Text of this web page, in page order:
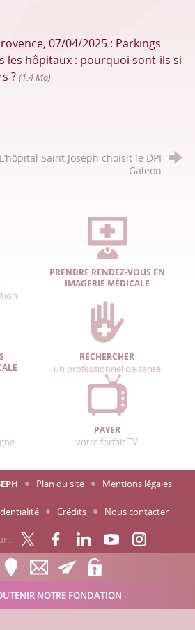
07/04/2025 : Parkings
les hôpitaux : pourquoi sont-ils si
? (1.4 Mo)
Saint Joseph choisit le DPI
Galeon
PRENDRE RENDEZ-VOUS EN
IMAGERIE MÉDICALE
RECHERCHER
un professionnel de santé
PAYER
votre forfait TV
Plan du site Mentions légales
Crédits Nous contacter
NOTRE FONDATION